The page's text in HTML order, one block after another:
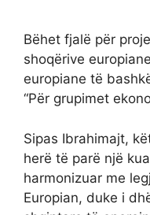
Bëhet fjalë për
shoqërive
europiane të
“Për grupimet
Sipas Ibrahimajt,
herë të parë një
harmonizuar me
Europian, duke i